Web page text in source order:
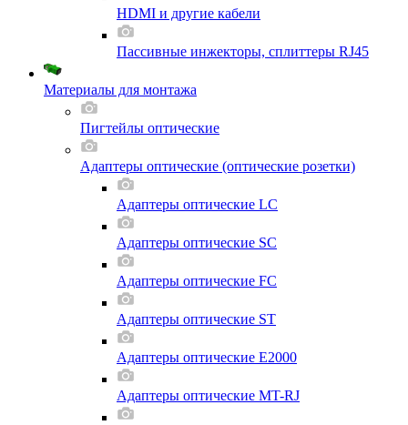
HDMI и другие кабели
Пассивные инжекторы, сплиттеры RJ45
Материалы для монтажа
Пигтейлы оптические
Адаптеры оптические (оптические розетки)
Адаптеры оптические LC
Адаптеры оптические SC
Адаптеры оптические FC
Адаптеры оптические ST
Адаптеры оптические E2000
Адаптеры оптические MT-RJ